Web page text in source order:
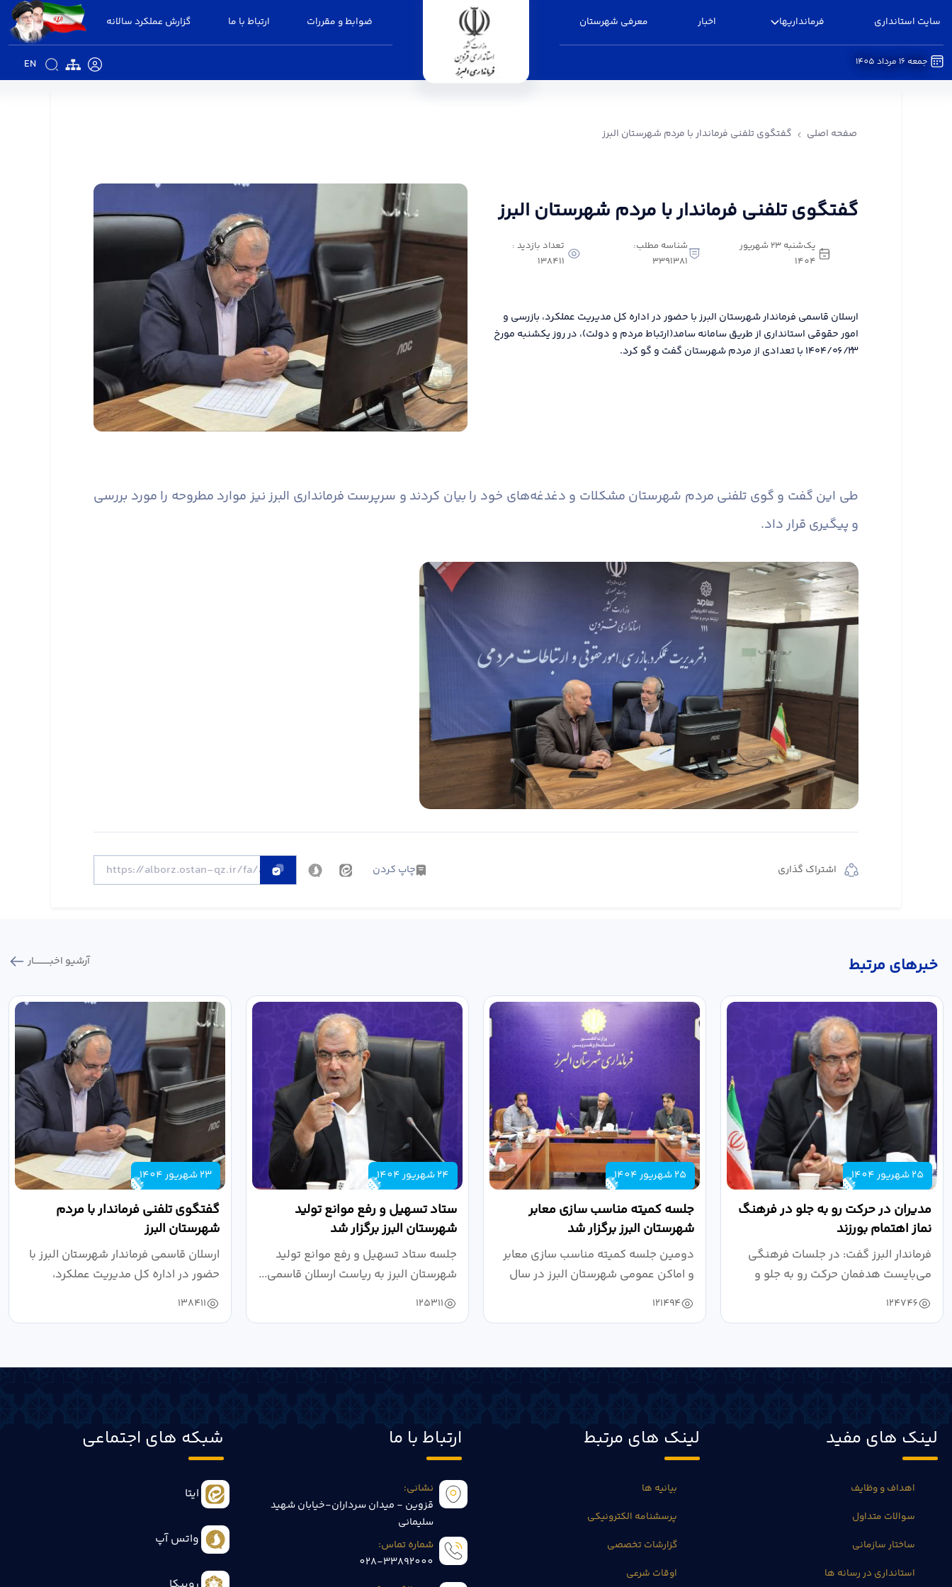
سایت استانداری فرمانداریها اخبار معرفی شهرستان ضوابط و مقررات ارتباط با ما گزارش عملکرد سالانه
EN جمعه 16 مرداد 1405
صفحه اصلی گفتگوی تلفنی فرماندار با مردم شهرستان البرز
گفتگوی تلفنی فرماندار با مردم شهرستان البرز
یک‌شنبه 23 شهریور
1404
شناسه مطلب:
3391381
تعداد بازدید :
138411
ارسلان قاسمی فرماندار شهرستان البرز با حضور در اداره کل مدیریت عملکرد، بازرسی و
امور حقوقی استانداری از طریق سامانه سامد(ارتباط مردم و دولت)، در روز یکشنبه مورخ
۱۴۰۴/۰۶/۲۳ با تعدادی از مردم شهرستان گفت و گو کرد.
طی این گفت و گوی تلفنی مردم شهرستان مشکلات و دغدغه‌های خود را بیان کردند و سرپرست فرمانداری البرز نیز موارد مطروحه را مورد بررسی
و پیگیری قرار داد.
اشتراک گذاری چاپ کردن
خبر‌های مرتبط آرشیو اخبـــــــــــار
25 شهریور 1404
مدیران در حرکت رو به جلو در فرهنگ
نماز اهتمام بورزند
فرماندار البرز گفت: در جلسات فرهنگی
می‌بایست هدفمان حرکت رو به جلو و
دستیابی...
124746
25 شهریور 1404
جلسه کمیته مناسب سازی معابر
شهرستان البرز برگزار شد
دومین جلسه کمیته مناسب سازی معابر
و اماکن عمومی شهرستان البرز در سال
۱۴۰۴ به...
121494
24 شهریور 1404
ستاد تسهیل و رفع موانع تولید
شهرستان البرز برگزار شد
جلسه ستاد تسهیل و رفع موانع تولید
شهرستان البرز به ریاست ارسلان قاسمی...
125311
23 شهریور 1404
گفتگوی تلفنی فرماندار با مردم
شهرستان البرز
ارسلان قاسمی فرماندار شهرستان البرز با
حضور در اداره کل مدیریت عملکرد،
بازرسی...
138411
لینک های مفید
اهداف و وظایف
سوالات متداول
ساختار سازمانی
استانداری در رسانه ها
لینک های مرتبط
بیانیه ها
پرسشنامه الکترونیکی
گزارشات تخصصی
اوقات شرعی
ارتباط با ما
نشانی:
قزوین - میدان سرداران-خیابان شهید
سلیمانی
شماره تماس:
028-33892000
شبکه های اجتماعی
ایتا
واتس آپ